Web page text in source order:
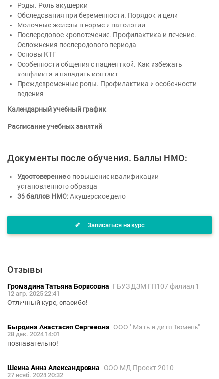
Роды. Роль акушерки
Обследования при беременности. Порядок и цели
Молочные железы в норме и патологии
Послеродовое кровотечение. Профилактика и лечение.
Осложнения послеродового периода
Основы КТГ
Особенности общения с пациенткой. Как избежать
конфликта и наладить контакт
Преждевременные роды. Профилактика и особенности
ведения
Календарный учебный график
Расписание учебных занятий
Документы после обучения. Баллы НМО:
Удостоверениео повышение квалификации
установленного образца
36 баллов НМО:Акушерское дело
Записаться на курс
Отзывы
Громадина Татьяна Борисовна ГБУЗ ДЗМ ГП107 филиал 1
12 апр. 2025 22:41
Отличный курс, спасибо!
Бырдина Анастасия Сергеевна ООО " Мать и дитя Тюмень"
28 дек. 2024 14:01
познавательно!
Шеина Анна Александровна ООО МД-Проект 2010
27 нояб. 2024 20:32